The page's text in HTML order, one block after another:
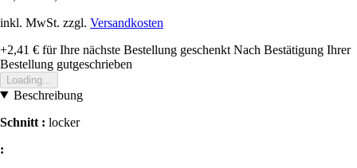
inkl. MwSt. zzgl. Versandkosten
+2,41 € für Ihre nächste Bestellung geschenkt Nach Bestätigung Ihrer
Bestellung gutgeschrieben
Loading...
Beschreibung
Schnitt : locker
: